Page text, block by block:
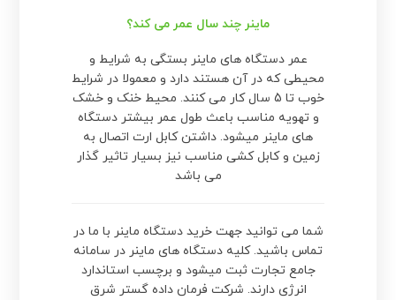
ماینر چند سال عمر می کند؟
عمر دستگاه های ماینر بستگی به شرایط و
محیطی که در آن هستند دارد و معمولا در شرایط
خوب تا 5 سال کار می کنند. محیط خنک و خشک
و تهویه مناسب باعث طول عمر بیشتر دستگاه
های ماینر میشود. داشتن کابل ارت اتصال به
زمین و کابل کشی مناسب نیز بسیار تاثیر گذار
می باشد
شما می توانید جهت خرید دستگاه ماینر با ما در
تماس باشید. کلیه دستگاه های ماینر در سامانه
جامع تجارت ثبت میشود و برچسب استاندارد
انرژی دارند. شرکت فرمان داده گستر شرق